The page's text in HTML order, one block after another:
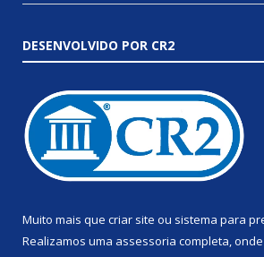
DESENVOLVIDO POR CR2
Muito mais que criar site ou sistema para
Realizamos uma assessoria completa,